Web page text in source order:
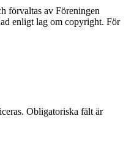
förvaltas av Föreningen
enligt lag om copyright. För
Obligatoriska fält är